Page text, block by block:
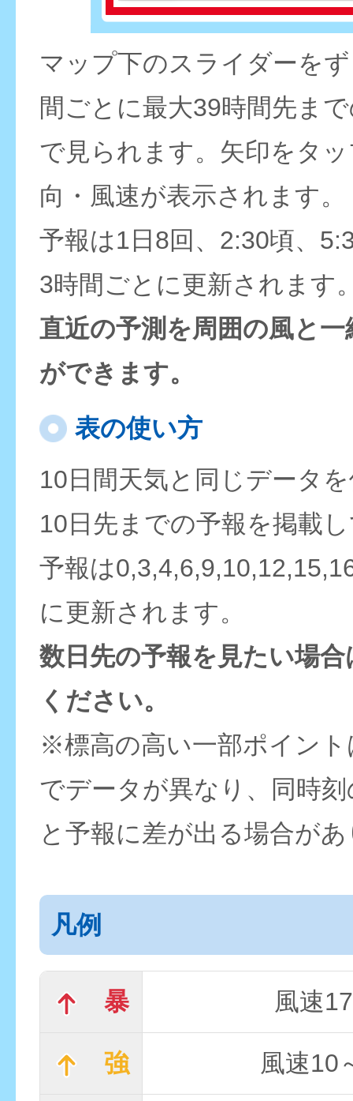
マップ下のスライダーを
間ごとに最大39時間先ま
で見られます。矢印をタ
向・風速が表示されます。
予報は1日8回、2:30頃、
3時間ごとに更新されます
直近の予測を周囲の風と
ができます。
表の使い方
10日間天気と同じデータ
10日先までの予報を掲載
予報は
に更新されます。
数日先の予報を見たい場
ください。
※標高の高い一部ポイン
でデータが異なり、同時
と予報に差が出る場合が
凡例
暴 風速
強 風速10